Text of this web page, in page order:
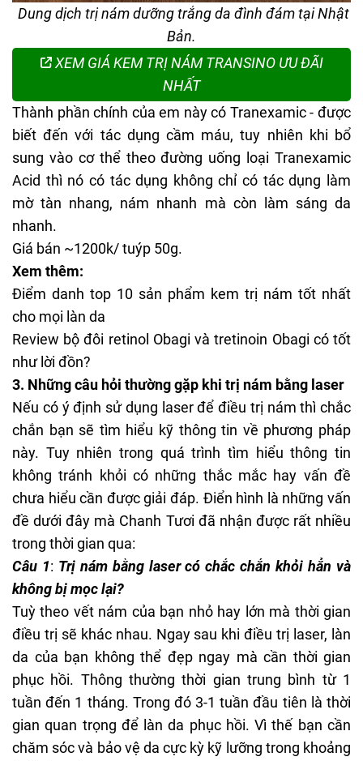
Dung dịch trị nám dưỡng trắng da đình đám tại Nhật
Bản.
XEM GIÁ KEM TRỊ NÁM TRANSINO ƯU ĐÃI
NHẤT
Thành phần chính của em này có Tranexamic - được
biết đến với tác dụng cầm máu, tuy nhiên khi bổ
sung vào cơ thể theo đường uống loại Tranexamic
Acid thì nó có tác dụng không chỉ có tác dụng làm
mờ tàn nhang, nám nhanh mà còn làm sáng da
nhanh.
Giá bán ~1200k/ tuýp 50g.
Xem thêm:
Điểm danh top 10 sản phẩm kem trị nám tốt nhất
cho mọi làn da
Review bộ đôi retinol Obagi và tretinoin Obagi có tốt
như lời đồn?
3. Những câu hỏi thường gặp khi trị nám bằng laser
Nếu có ý định sử dụng laser để điều trị nám thì chắc
chắn bạn sẽ tìm hiểu kỹ thông tin về phương pháp
này. Tuy nhiên trong quá trình tìm hiểu thông tin
không tránh khỏi có những thắc mắc hay vấn đề
chưa hiểu cần được giải đáp. Điển hình là những vấn
đề dưới đây mà Chanh Tươi đã nhận được rất nhiều
trong thời gian qua:
Câu 1: Trị nám bằng laser có chắc chắn khỏi hẳn và
không bị mọclại?
Tuỳ theo vết nám của bạn nhỏ hay lớn mà thời gian
điều trị sẽ khác nhau. Ngay sau khi điều trị laser, làn
da của bạn không thể đẹp ngay mà cần thời gian
phục hồi. Thông thường thời gian trung bình từ 1
tuần đến 1 tháng. Trong đó 3-1 tuần đầu tiên là thời
gian quan trọng để làn da phục hồi. Vì thế bạn cần
chăm sóc và bảo vệ da cực kỳ kỹ lưỡng trong khoảng